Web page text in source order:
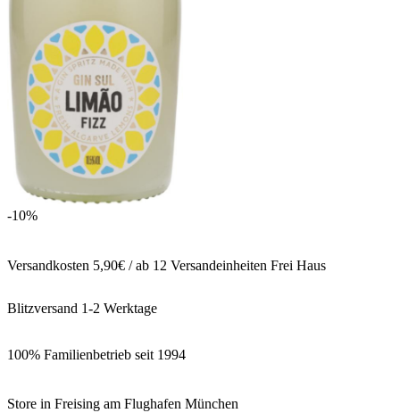
-10%
Versandkosten 5,90€ / ab 12 Versandeinheiten Frei Haus
Blitzversand 1-2 Werktage
100% Familienbetrieb seit 1994
Store in Freising am Flughafen München